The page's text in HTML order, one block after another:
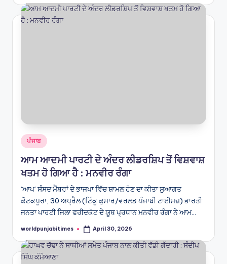
Posted
in
ਪੰਜਾਬ
ਆਮ ਆਦਮੀ ਪਾਰਟੀ ਦੇ ਅੰਦਰ ਲੀਡਰਸ਼ਿਪ ਤੋਂ ਵਿਸ਼ਵਾਸ਼
ਖਤਮ ਹੋ ਗਿਆ ਹੈ : ਮਨਵੀਰ ਰੰਗਾ
‘ਆਪ’ ਸੰਸਦ ਮੈਂਬਰਾਂ ਦੇ ਭਾਜਪਾ ਵਿੱਚ ਸ਼ਾਮਲ ਹੋਣ ਦਾ ਕੀਤਾ ਸੁਆਗਤ
ਕੋਟਕਪੂਰਾ, 30 ਅਪ੍ਰੈਲ (ਟਿੰਕੂ ਕੁਮਾਰ/ਵਰਲਡ ਪੰਜਾਬੀ ਟਾਈਮਜ਼) ਭਾਰਤੀ
ਜਨਤਾ ਪਾਰਟੀ ਜਿਲਾ ਫਰੀਦਕੋਟ ਦੇ ਯੂਥ ਪ੍ਰਧਾਨ ਮਨਵੀਰ ਰੰਗਾ ਨੇ ਆਮ…
Posted
worldpunjabitimes April 30, 2026